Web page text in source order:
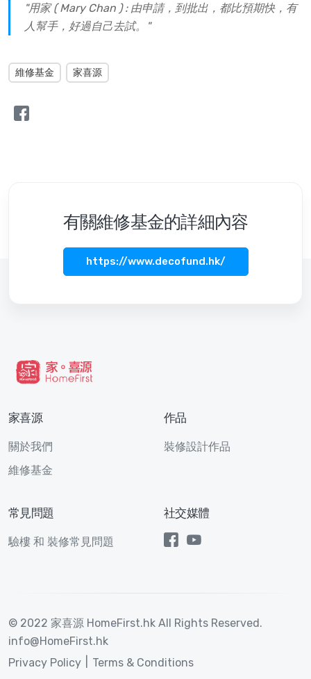
"用家 ( Mary Chan ) : 由申請，到批出，都比預期快，有
人幫手，好過自己去試。"
維修基金 家喜源
有關維修基金的詳細內容
https://www.decofund.hk/
家喜源
關於我們
維修基金
作品
裝修設計作品
常見問題
驗樓 和 裝修常見問題
社交媒體
© 2022 家喜源 HomeFirst.hk All Rights Reserved.
info@HomeFirst.hk
Privacy Policy
Terms & Conditions